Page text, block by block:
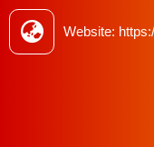
chính hãng,
Website: